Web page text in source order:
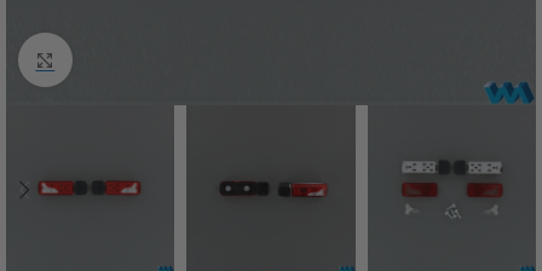
Click to enlarge